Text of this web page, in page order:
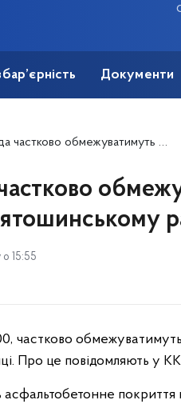
Документи
рух вулицею Івана Дзюби у Святошинському районі (+схема)
15:55
частково
Про це повідомляють у КК
покриття на